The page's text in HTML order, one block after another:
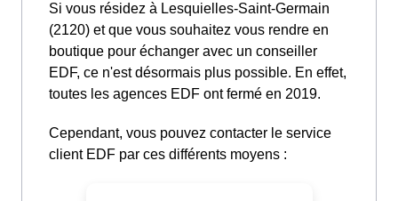
Si vous résidez à Lesquielles-Saint-Germain
(2120) et que vous souhaitez vous rendre en
boutique pour échanger avec un conseiller
EDF, ce n'est désormais plus possible. En effet,
toutes les agences EDF ont fermé en 2019.
Cependant, vous pouvez contacter le service
client EDF par ces différents moyens :